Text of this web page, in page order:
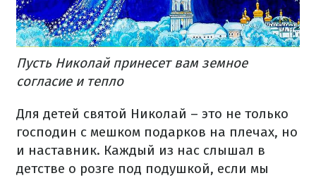
Пусть Николай принесет вам земное
согласие и тепло
Для детей святой Николай – это не только
господин с мешком подарков на плечах, но
и наставник. Каждый из нас слышал в
детстве о розге под подушкой, если мы